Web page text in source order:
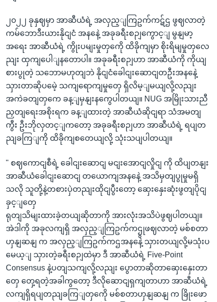
၂၀၂၂ ခုနှဈမှာ အာဆီယံရဲ့ အလှည့ျကြဥက်ကဋ်ဌ ဖွဈလာတဲ့
ကမ်ဘောဒီးယားနိုငျငံ အနနေဲ့ အခုခရီးစဉျကွောင့ျ မွနျမာ့
အရေး အာဆီယံရဲ့ ကွိုးပမျးမှုတှကေို ထိခိုကျမှာ စိုးရိမျမှုတှလေ
ညျး ထှကျပေါျနတောပါ။ အခုခရီးစဉျဟာ အာဆီယံကို ကိုယျ
စားပွုတဲ့ သဘောမဟုတျဘဲ နိုငျငံခေါငျးဆောငျတဦးအနနေဲ့
သှားတာဆိုပမေဲ့ သကျရောကျမှုတှေ ရှိလိမ့ျမယျလို့လညျး
အကဲခတျတှကေ ခန့ျမှနျးနကွေပါတယျ။ NUG အမြိုးသားညီ
ညှတျရေးအစိုးရက ခန့ျထားတဲ့ အာဆီယံဆိုငျရာ သံအမတျ
ကွီး ဦးဘိုလှတင့ျကတော့ အခုခရီးစဉျဟာ အာဆီယံရဲ့ ရပျတ
ညျခကြျကို ထိခိုကျစတေယျလို့ သုံးသပျပါတယျ။
" စဈကောငျစီရဲ့ ခေါငျးဆောငျ မငျးအောငျလှိုငျ ကို ထိပျတနျး
အာဆီယံခေါငျးဆောငျ တယောကျအနနေဲ့ အသိမှတျပွုမှုမရှိ
သလို သူတို့နဲ့တစားပှဲတညျးထိုငျပွီးတော့ ဆှေးနှေးဆုံးဖွတျပိုငျ
ခှင့ျတှေ
ရုတျသိမျးထားခဲ့တယျဆိုတာကို အားလုံးအသိပဲဖွဈပါတယျ။
အဲဒါကို အခုလကျရှိ အလှည့ျကြဥက်ကဌွုဖဈလာတဲ့ မစ်စတာ
ဟှနျဆနျ က အလှည့ျကြဥက်ကဌအနနေဲ့ သှားတယျလို့မသုံးပ
မေယ့ျ သှားတဲ့ခရီးစဉျထဲမှာ ဒီ အာဆီယံရဲ့ Five-Point
Consensus နဲ့ပတျသကျလို့လညျး ပွောတာဆိုတာဆှေးနှေးတာ
တှေ တှေ့ရတဲ့အခါကွတော့ ဒီလိုဆောငျရှကျတာဟာ အာဆီယံရဲ့
လကျရှိရပျတညျခကြျတှကေို မစ်စတာဟှနျဆနျ က ခြိုးဖော